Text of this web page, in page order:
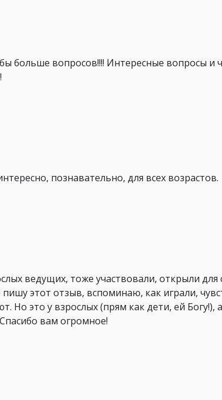
больше вопросов!!!! Интересные вопросы и
познавательно, для всех возрастов.
ведущих, тоже участвовали, открыли для
этот отзыв, вспоминаю, как играли,
Но это у взрослых (прям как дети, ей Богу!),
вам огромное!